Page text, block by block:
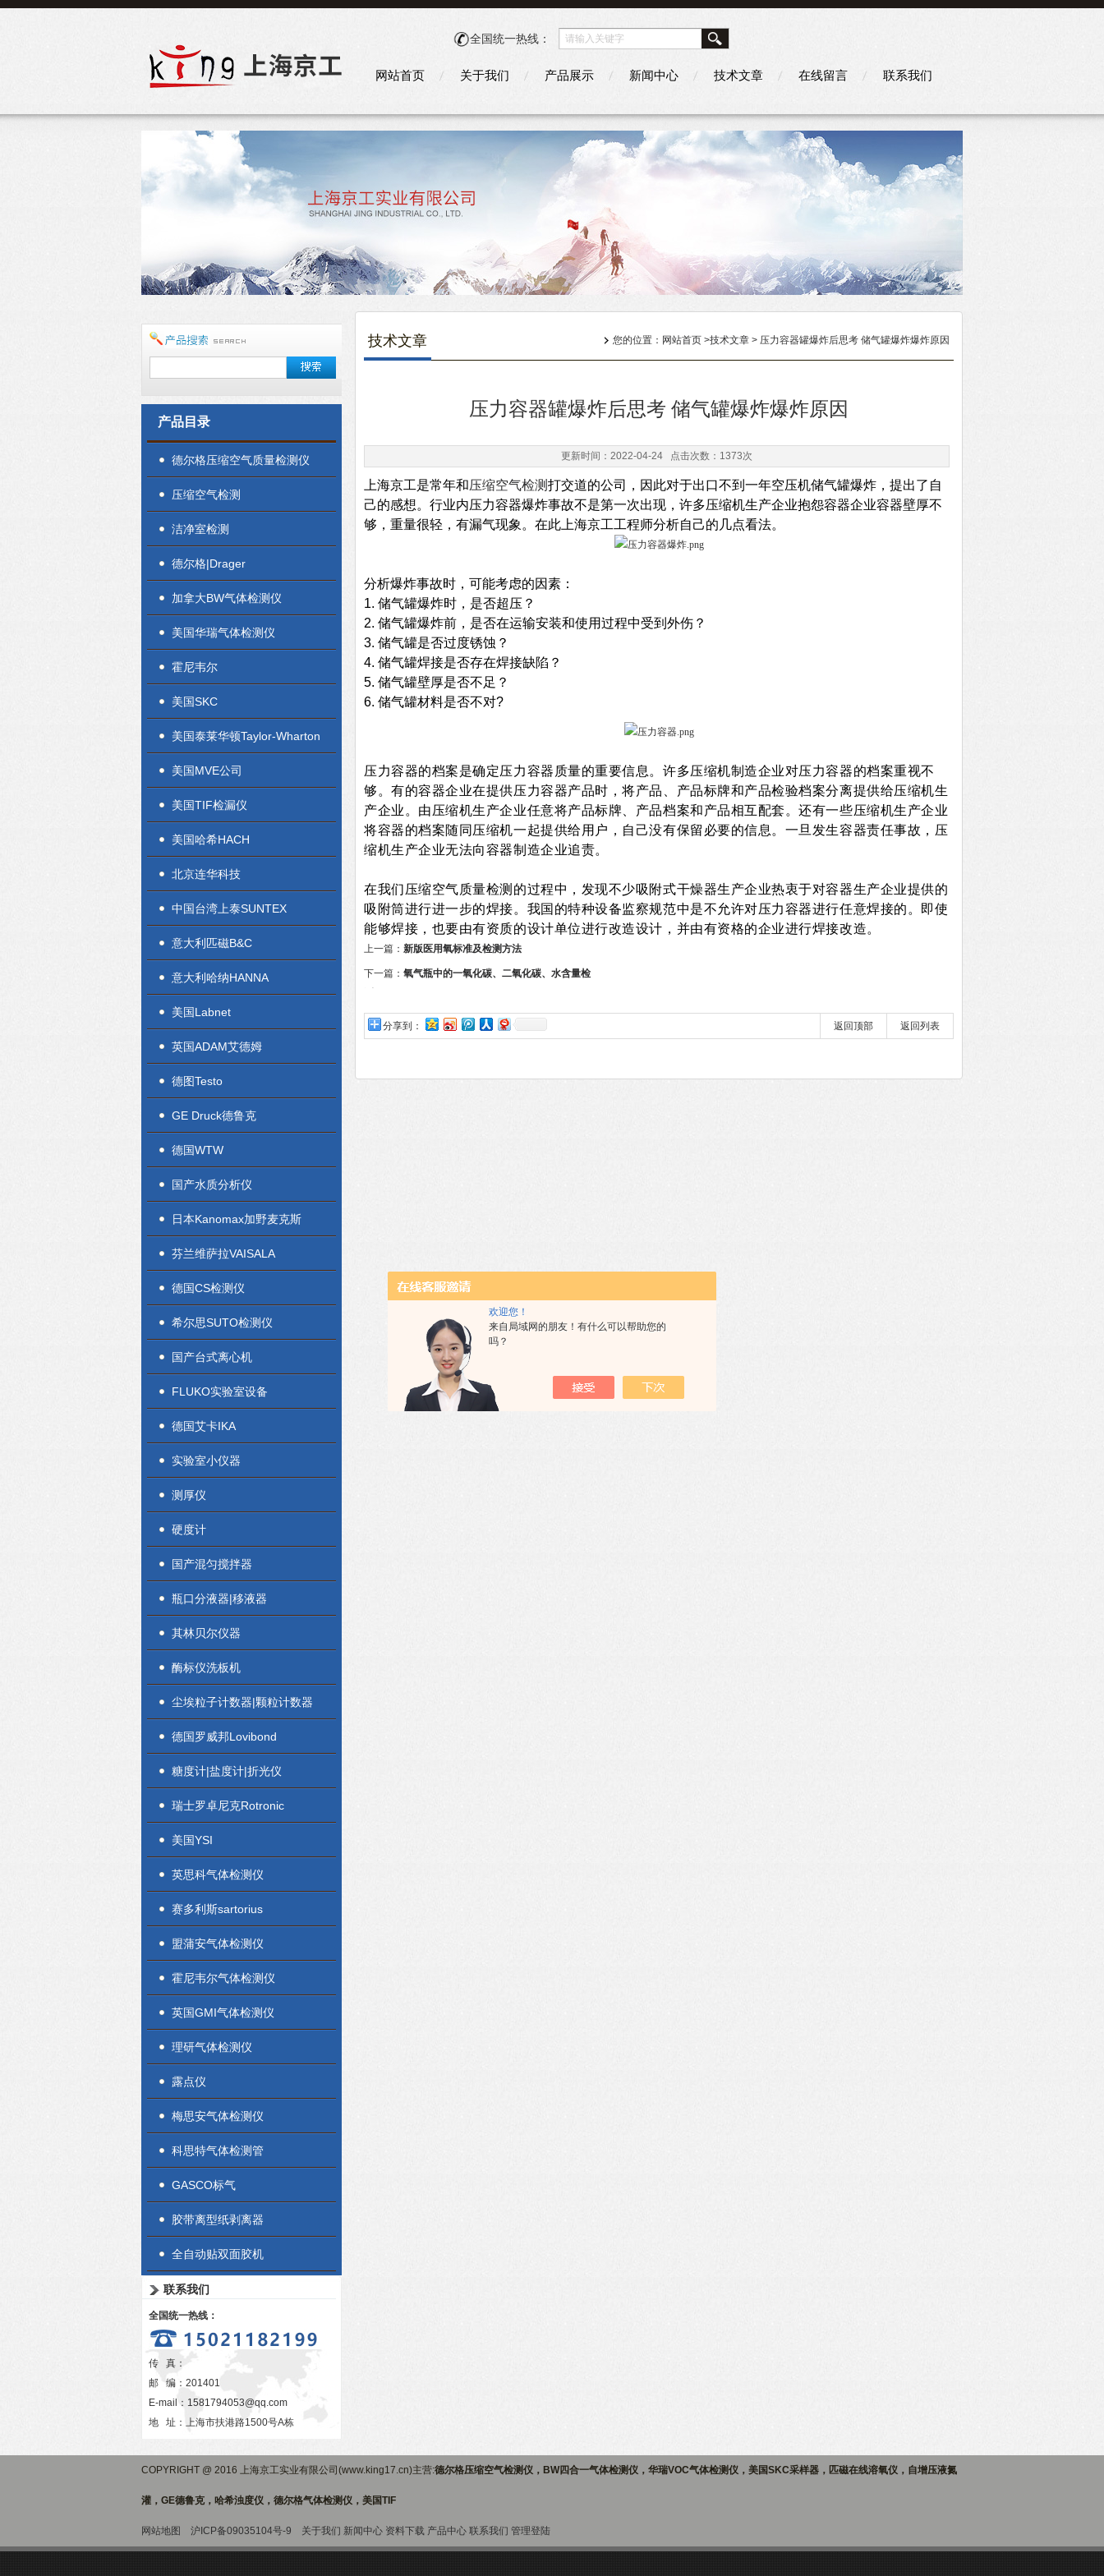
欢迎您！
来自局域网的朋友！有什么可以帮助您的
吗？
全国统一热线：
网站首页 关于我们 产品展示 新闻中心 技术文章 在线留言 联系我们
产品目录
德尔格压缩空气质量检测仪
压缩空气检测
洁净室检测
德尔格|Drager
加拿大BW气体检测仪
美国华瑞气体检测仪
霍尼韦尔
美国SKC
美国泰莱华顿Taylor-Wharton
美国MVE公司
美国TIF检漏仪
美国哈希HACH
北京连华科技
中国台湾上泰SUNTEX
意大利匹磁B&C
意大利哈纳HANNA
美国Labnet
英国ADAM艾德姆
德图Testo
GE Druck德鲁克
德国WTW
国产水质分析仪
日本Kanomax加野麦克斯
芬兰维萨拉VAISALA
德国CS检测仪
希尔思SUTO检测仪
国产台式离心机
FLUKO实验室设备
德国艾卡IKA
实验室小仪器
测厚仪
硬度计
国产混匀搅拌器
瓶口分液器|移液器
其林贝尔仪器
酶标仪洗板机
尘埃粒子计数器|颗粒计数器
德国罗威邦Lovibond
糖度计|盐度计|折光仪
瑞士罗卓尼克Rotronic
美国YSI
英思科气体检测仪
赛多利斯sartorius
盟蒲安气体检测仪
霍尼韦尔气体检测仪
英国GMI气体检测仪
理研气体检测仪
露点仪
梅思安气体检测仪
科思特气体检测管
GASCO标气
胶带离型纸剥离器
全自动贴双面胶机
联系我们
全国统一热线：
传 真：
邮 编：201401
E-mail： 1581794053@qq.com
地 址：上海市扶港路1500号A栋
技术文章 您的位置： 网站首页 >技术文章 > 压力容器罐爆炸后思考 储气罐爆炸爆炸原因
压力容器罐爆炸后思考 储气罐爆炸爆炸原因
更新时间：2022-04-24 点击次数：1373次
上海京工是常年和压缩空气检测打交道的公司，因此对于出口不到一年空压机储气罐爆炸，提出了自
己的感想。行业内压力容器爆炸事故不是第一次出现，许多压缩机生产企业抱怨容器企业容器壁厚不
够，重量很轻，有漏气现象。在此上海京工工程师分析自己的几点看法。
分析爆炸事故时，可能考虑的因素：
1. 储气罐爆炸时，是否超压？
2. 储气罐爆炸前，是否在运输安装和使用过程中受到外伤？
3. 储气罐是否过度锈蚀？
4. 储气罐焊接是否存在焊接缺陷？
5. 储气罐壁厚是否不足？
6. 储气罐材料是否不对?
压力容器的档案是确定压力容器质量的重要信息。许多压缩机制造企业对压力容器的档案重视不
够。有的容器企业在提供压力容器产品时，将产品、产品标牌和产品检验档案分离提供给压缩机生
产企业。由压缩机生产企业任意将产品标牌、产品档案和产品相互配套。还有一些压缩机生产企业
将容器的档案随同压缩机一起提供给用户，自己没有保留必要的信息。一旦发生容器责任事故，压
缩机生产企业无法向容器制造企业追责。
在我们压缩空气质量检测的过程中，发现不少吸附式干燥器生产企业热衷于对容器生产企业提供的
吸附筒进行进一步的焊接。我国的特种设备监察规范中是不允许对压力容器进行任意焊接的。即使
能够焊接，也要由有资质的设计单位进行改造设计，并由有资格的企业进行焊接改造。
上一篇： 新版医用氧标准及检测方法
下一篇： 氧气瓶中的一氧化碳、二氧化碳、水含量检
分享到： 返回列表
返回顶部
COPYRIGHT @ 2016 上海京工实业有限公司(www.king17.cn)主营:德尔格压缩空气检测仪，BW四合一气体检测仪，华瑞VOC气体检测仪，美国SKC采样器，匹磁在线溶氧仪，自增压液氮
灌，GE德鲁克，哈希浊度仪，德尔格气体检测仪，美国TIF
网站地图 沪ICP备09035104号-9 关于我们 新闻中心 资料下载 产品中心 联系我们 管理登陆